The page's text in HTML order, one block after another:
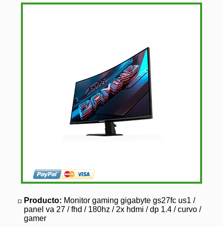
Producto: Monitor gaming gigabyte gs27fc us1 /
panel va 27 / fhd / 180hz / 2x hdmi / dp 1.4 / curvo /
gamer